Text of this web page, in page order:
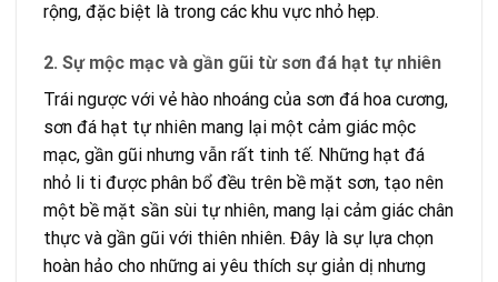
rộng, đặc biệt là trong các khu vực nhỏ hẹp.
2. Sự mộc mạc và gần gũi từ sơn đá hạt tự nhiên
Trái ngược với vẻ hào nhoáng của sơn đá hoa cương,
sơn đá hạt tự nhiên mang lại một cảm giác mộc
mạc, gần gũi nhưng vẫn rất tinh tế. Những hạt đá
nhỏ li ti được phân bổ đều trên bề mặt sơn, tạo nên
một bề mặt sần sùi tự nhiên, mang lại cảm giác chân
thực và gần gũi với thiên nhiên. Đây là sự lựa chọn
hoàn hảo cho những ai yêu thích sự giản dị nhưng